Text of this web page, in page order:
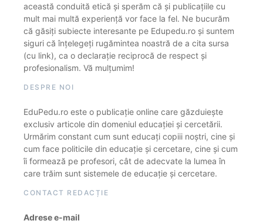
această conduită etică și sperăm că și publicațiile cu
mult mai multă experiență vor face la fel. Ne bucurăm
că găsiți subiecte interesante pe Edupedu.ro și suntem
siguri că înțelegeți rugămintea noastră de a cita sursa
(cu link), ca o declarație reciprocă de respect și
profesionalism. Vă mulțumim!
DESPRE NOI
EduPedu.ro este o publicație online care găzduiește
exclusiv articole din domeniul educației și cercetării.
Urmărim constant cum sunt educați copiii noștri, cine și
cum face politicile din educație și cercetare, cine și cum
îi formează pe profesori, cât de adecvate la lumea în
care trăim sunt sistemele de educație și cercetare.
CONTACT REDACȚIE
Adrese e-mail